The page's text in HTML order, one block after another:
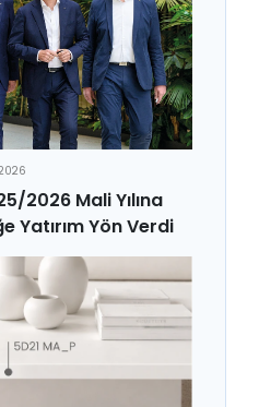
2026 Mali Yılına
Yatırım Yön Verdi